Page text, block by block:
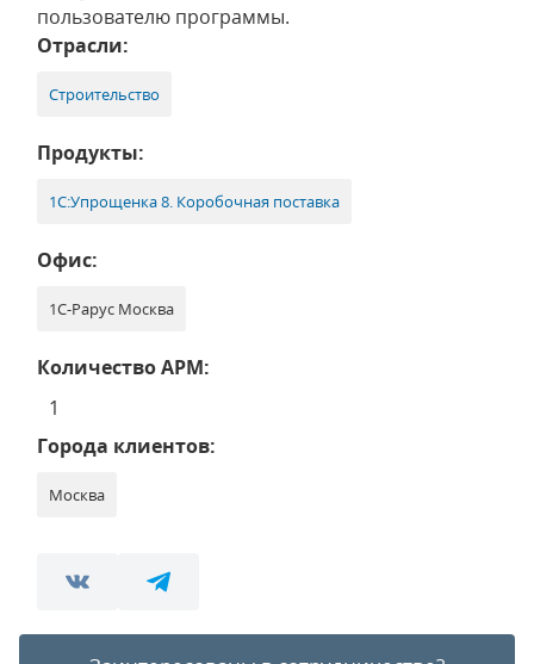
пользователю программы.
Отрасли:
Строительство
Продукты:
1С:Упрощенка 8. Коробочная поставка
Офис:
1С-Рарус Москва
Количество АРМ:
1
Города клиентов:
Москва